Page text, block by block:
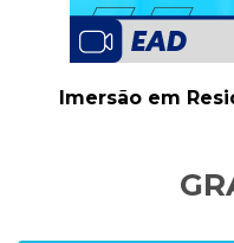
Imersão em